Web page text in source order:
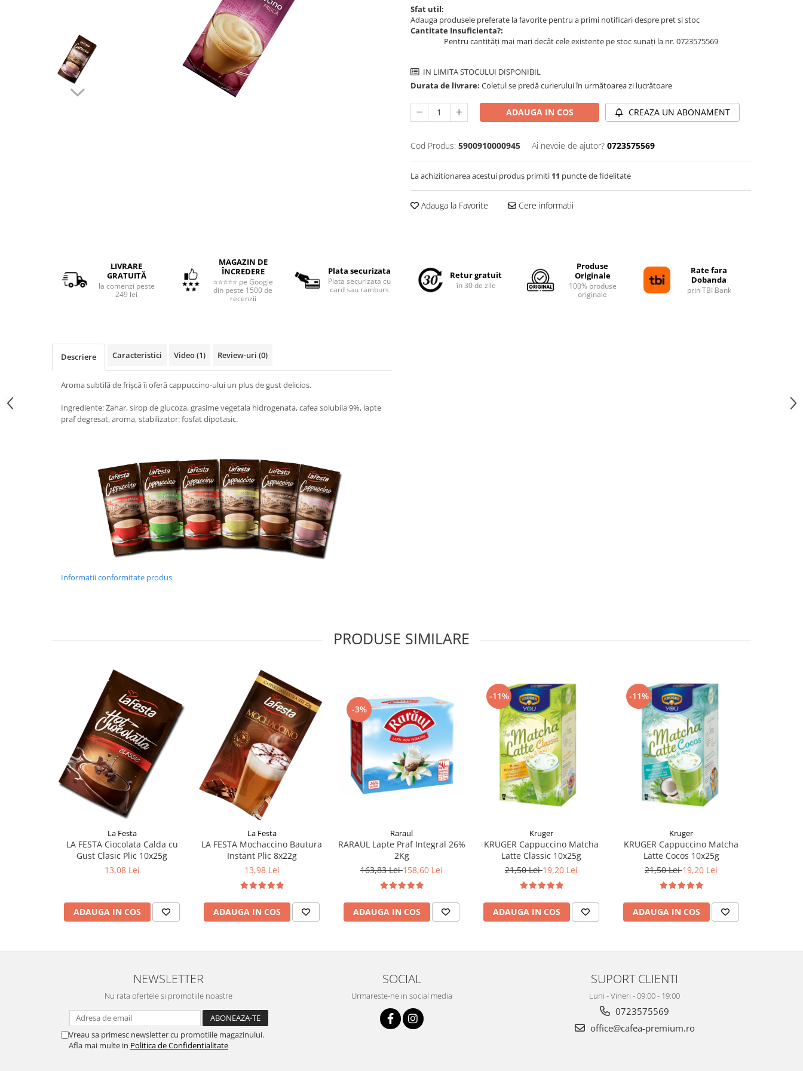
Sfat util:
Adauga produsele preferate la favorite pentru a primi notificari despre pret si stoc
Cantitate Insuficienta?:
Pentru cantități mai mari decât cele existente pe stoc sunați la nr. 0723575569
IN LIMITA STOCULUI DISPONIBIL
Durata de livrare: Coletul se predă curierului în următoarea zi lucrătoare
ADAUGA IN COS CREAZA UN ABONAMENT
Cod Produs: 5900910000945 Ai nevoie de ajutor? 0723575569
La achizitionarea acestui produs primiti 11 puncte de fidelitate
Adauga la Favorite Cere informatii
LIVRARE
GRATUITĂ
la comenzi peste
249 lei
MAGAZIN DE
ÎNCREDERE
⭐⭐⭐⭐⭐ pe Google
din peste 1500 de
recenzii
Plata securizata
Plata securizata cu
card sau ramburs
Retur gratuit
în 30 de zile
Produse
Originale
100% produse
originale
Rate fara
Dobanda
prin TBI Bank
Descriere Caracteristici Video(1) Review-uri (0)
Aroma subtilă de frişcă îi oferă cappuccino-ului un plus de gust delicios.
Ingrediente: Zahar, sirop de glucoza, grasime vegetala hidrogenata, cafea solubila 9%, lapte
praf degresat, aroma, stabilizator: fosfat dipotasic.
Informatii conformitate produs
PRODUSE SIMILARE
La Festa
LA FESTA Ciocolata Calda cu
Gust Clasic Plic 10x25g
13,08 Lei
ADAUGA IN COS
La Festa
LA FESTA Mochaccino Bautura
Instant Plic 8x22g
13,98 Lei
ADAUGA IN COS
-3%
Raraul
RARAUL Lapte Praf Integral 26%
2Kg
163,83 Lei158,60 Lei
ADAUGA IN COS
-11%
Kruger
KRUGER Cappuccino Matcha
Latte Classic 10x25g
21,50 Lei19,20 Lei
ADAUGA IN COS
-11%
Kruger
KRUGER Cappuccino Matcha
Latte Cocos 10x25g
21,50 Lei19,20 Lei
ADAUGA IN COS
NEWSLETTER
Nu rata ofertele si promotiile noastre
Vreau sa primesc newsletter cu promotiile magazinului.
Afla mai multe in Politica de Confidentialitate
SOCIAL
Urmareste-ne in social media
SUPORT CLIENTI
Luni - Vineri - 09:00 - 19:00
0723575569
office@cafea-premium.ro